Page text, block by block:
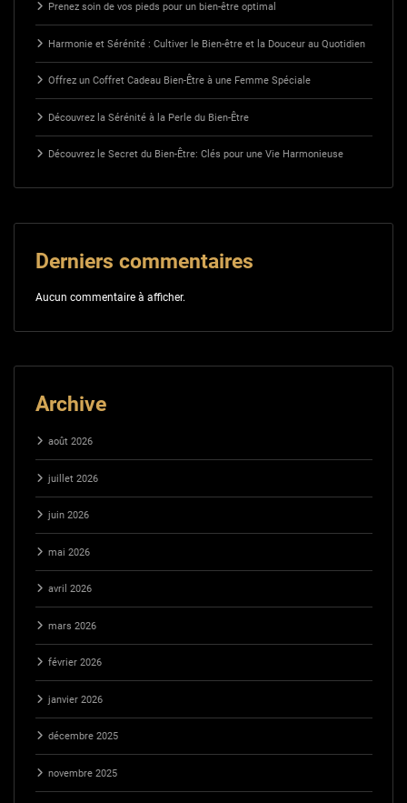
Prenez soin de vos pieds pour un bien-être optimal
Harmonie et Sérénité : Cultiver le Bien-être et la Douceur au Quotidien
Offrez un Coffret Cadeau Bien-Être à une Femme Spéciale
Découvrez la Sérénité à la Perle du Bien-Être
Découvrez le Secret du Bien-Être: Clés pour une Vie Harmonieuse
Derniers commentaires
Aucun commentaire à afficher.
Archive
août 2026
juillet 2026
juin 2026
mai 2026
avril 2026
mars 2026
février 2026
janvier 2026
décembre 2025
novembre 2025